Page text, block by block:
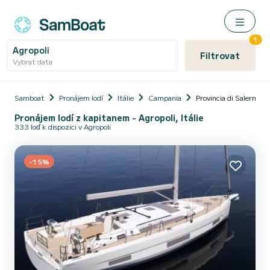
Agropoli
Vybrat data Filtrovat
1
Samboat Pronájem lodí Itálie Campania Provincia di Salerno
Pronájem lodí z kapitanem - Agropoli, Itálie
333 loď k dispozici v Agropoli
-15%